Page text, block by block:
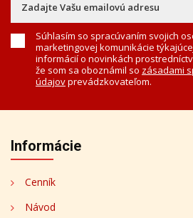
Súhlasím so spracúvaním svojich
marketingovej komunikácie
informácií o novinkách
že som sa oboznámil so zásadami
údajovprevádzkovateľom.
Informácie
Cenník
Návod